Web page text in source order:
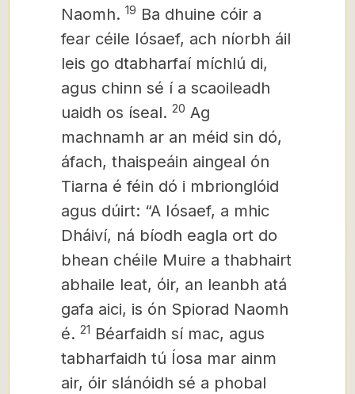
Naomh. 19 Ba dhuine cóir a
fear céile Iósaef, ach níorbh áil
leis go dtabharfaí míchlú di,
agus chinn sé í a scaoileadh
uaidh os íseal. 20 Ag
machnamh ar an méid sin dó,
áfach, thaispeáin aingeal ón
Tiarna é féin dó i mbrionglóid
agus dúirt: “A Iósaef, a mhic
Dháiví, ná bíodh eagla ort do
bhean chéile Muire a thabhairt
abhaile leat, óir, an leanbh atá
gafa aici, is ón Spiorad Naomh
é. 21 Béarfaidh sí mac, agus
tabharfaidh tú Íosa mar ainm
air, óir slánóidh sé a phobal